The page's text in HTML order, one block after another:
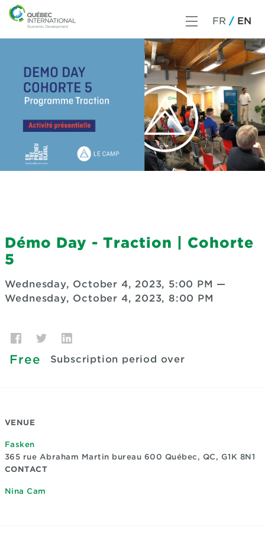
FR EN
Démo Day - Traction | Cohorte
5
Wednesday, October 4, 2023, 5:00 PM —
Wednesday, October 4, 2023, 8:00 PM
Free Subscription period over
VENUE
Fasken
365 rue Abraham Martin bureau 600 Québec, QC, G1K 8N1
CONTACT
Nina Cam